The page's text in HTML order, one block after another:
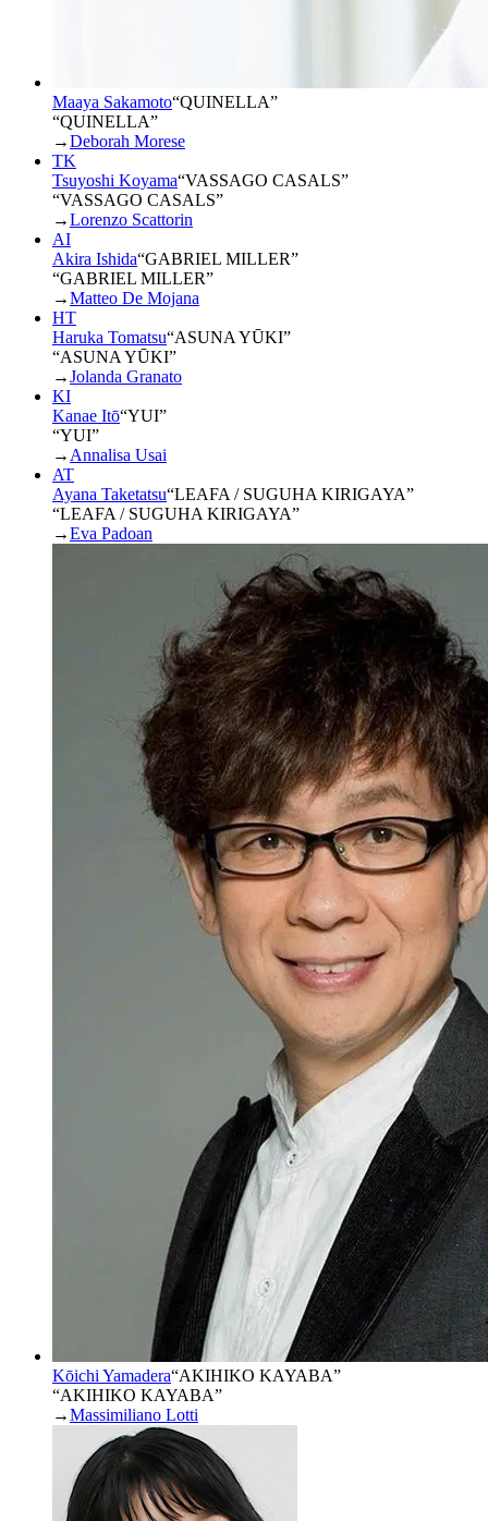
Maaya Sakamoto“QUINELLA”
“QUINELLA”
→Deborah Morese
TK
Tsuyoshi Koyama“VASSAGO CASALS”
“VASSAGO CASALS”
→Lorenzo Scattorin
AI
Akira Ishida“GABRIEL MILLER”
“GABRIEL MILLER”
→Matteo De Mojana
HT
Haruka Tomatsu“ASUNA YŪKI”
“ASUNA YŪKI”
→Jolanda Granato
KI
Kanae Itō“YUI”
“YUI”
→ Annalisa Usai
AT
Ayana Taketatsu“LEAFA / SUGUHA KIRIGAYA”
“LEAFA / SUGUHA KIRIGAYA”
→Eva Padoan
Kōichi Yamadera“AKIHIKO KAYABA”
“AKIHIKO KAYABA”
→Massimiliano Lotti